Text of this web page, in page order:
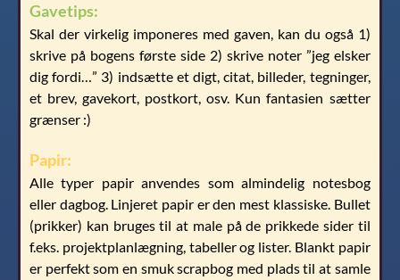
Gavetips:
Skal der virkelig imponeres med gaven, kan du også 1)
skrive på bogens første side 2) skrive noter ”jeg elsker
dig fordi…” 3) indsætte et digt, citat, billeder, tegninger,
et brev, gavekort, postkort, osv. Kun fantasien sætter
grænser :)
Papir:
Alle typer papir anvendes som almindelig notesbog
eller dagbog. Linjeret papir er den mest klassiske. Bullet
(prikker) kan bruges til at male på de prikkede sider til
f.eks. projektplanlægning, tabeller og lister. Blankt papir
er perfekt som en smuk scrapbog med plads til at samle